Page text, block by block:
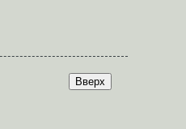
Вверх